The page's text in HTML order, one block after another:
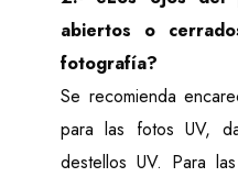
250 GB available
data
Monitor: 1280 x
maximum 150%
USB Ports: 2
abiertos o
fotografía?
Se recomienda
para las fotos UV,
destellos UV. Para